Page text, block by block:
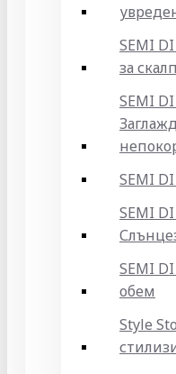
SEMI
за
SEMI
SEMI
SEMI
SEMI
обем
Style